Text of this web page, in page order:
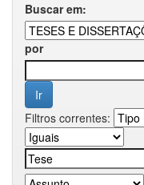
Buscar em:
por
Filtros correntes: